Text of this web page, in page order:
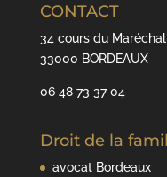
CONTACT
34 cours du
33000 BORDEAUX
06 48 73 37 04
Droit de la
avocat Bordeaux